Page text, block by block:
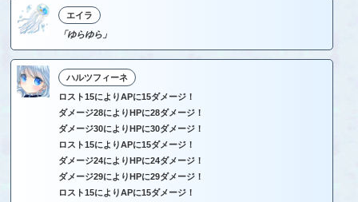
エイラ
「ゆらゆら」
ハルツフィーネ
ロスト15によりAPに15ダメージ！
ダメージ28によりHPに28ダメージ！
ダメージ30によりHPに30ダメージ！
ロスト15によりAPに15ダメージ！
ダメージ24によりHPに24ダメージ！
ダメージ29によりHPに29ダメージ！
ロスト15によりAPに15ダメージ！